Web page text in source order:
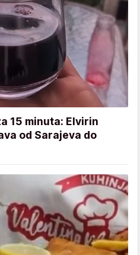
15 minuta: Elvirin
od Sarajeva do